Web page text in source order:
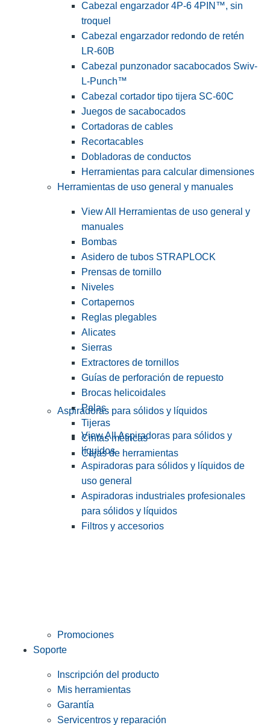
Cabezal engarzador 4P-6 4PIN™, sin
troquel
Cabezal engarzador redondo de retén
LR-60B
Cabezal punzonador sacabocados Swiv-
L-Punch™
Cabezal cortador tipo tijera SC-60C
Juegos de sacabocados
Cortadoras de cables
Recortacables
Dobladoras de conductos
Herramientas para calcular dimensiones
Herramientas de uso general y manuales
View All Herramientas de uso general y
manuales
Bombas
Asidero de tubos STRAPLOCK
Prensas de tornillo
Niveles
Cortapernos
Reglas plegables
Alicates
Sierras
Extractores de tornillos
Guías de perforación de repuesto
Brocas helicoidales
Palas
Tijeras
Cintas métricas
Cajas de herramientas
Aspiradoras para sólidos y líquidos
View All Aspiradoras para sólidos y
líquidos
Aspiradoras para sólidos y líquidos de
uso general
Aspiradoras industriales profesionales
para sólidos y líquidos
Filtros y accesorios
Promociones
Soporte
Inscripción del producto
Mis herramientas
Garantía
Servicentros y reparación